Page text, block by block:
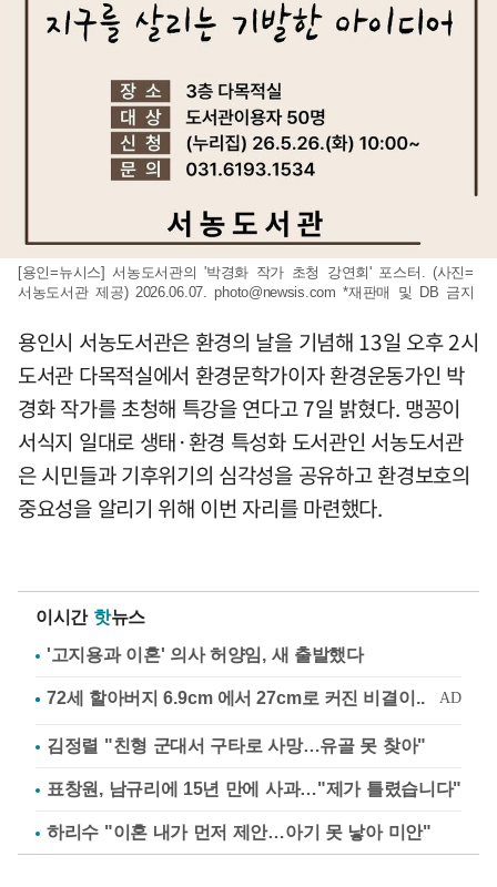
[용인=뉴시스] 서농도서관의 '박경화 작가 초청 강연회' 포스터. (사진=
서농도서관 제공) 2026.06.07.photo@newsis.com *재판매 및 DB 금지
용인시 서농도서관은 환경의 날을 기념해 13일 오후 2시
도서관 다목적실에서 환경문학가이자 환경운동가인 박
경화 작가를 초청해 특강을 연다고 7일 밝혔다. 맹꽁이
서식지 일대로 생태·환경 특성화 도서관인 서농도서관
은 시민들과 기후위기의 심각성을 공유하고 환경보호의
중요성을 알리기 위해 이번 자리를 마련했다.
이시간 핫뉴스
'고지용과 이혼' 의사 허양임, 새 출발했다
김정렬 "친형 군대서 구타로 사망…유골 못 찾아"
표창원, 남규리에 15년 만에 사과…"제가 틀렸습니다"
하리수 "이혼 내가 먼저 제안…아기 못 낳아 미안"